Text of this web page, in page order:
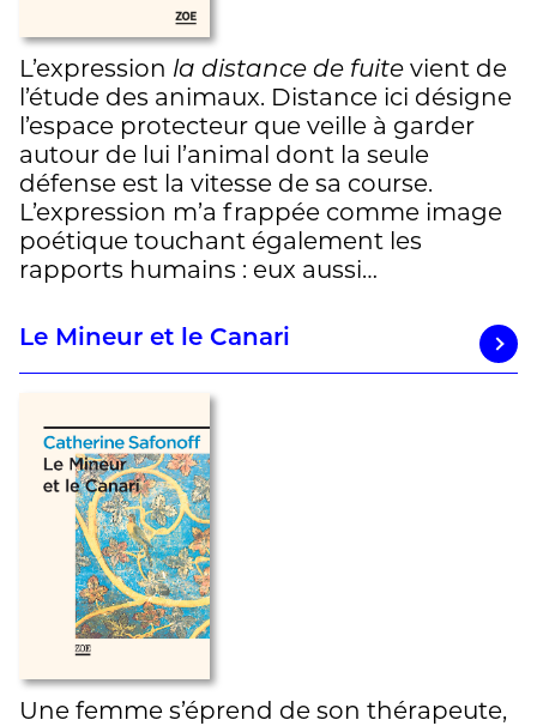
L’expression la distance de fuite vient de
l’étude des animaux. Distance ici désigne
l’espace protecteur que veille à garder
autour de lui l’animal dont la seule
défense est la vitesse de sa course.
L’expression m’a frappée comme image
poétique touchant également les
rapports humains : eux aussi…
Le Mineur et le Canari
Une femme s’éprend de son thérapeute,